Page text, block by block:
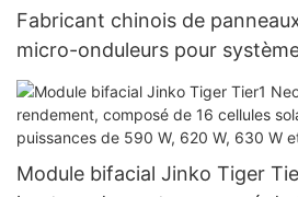
Fabricant chinois de
micro-onduleurs pour
Foxtech
Module bifacial Jinko Tiger